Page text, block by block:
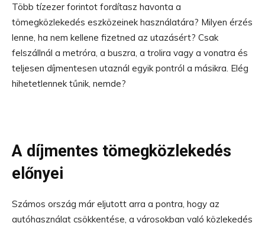
Több tízezer forintot fordítasz havonta a
tömegközlekedés eszközeinek használatára? Milyen érzés
lenne, ha nem kellene fizetned az utazásért? Csak
felszállnál a metróra, a buszra, a trolira vagy a vonatra és
teljesen díjmentesen utaznál egyik pontról a másikra. Elég
hihetetlennek tűnik, nemde?
A díjmentes tömegközlekedés
előnyei
Számos ország már eljutott arra a pontra, hogy az
autóhasználat csökkentése, a városokban való közlekedés